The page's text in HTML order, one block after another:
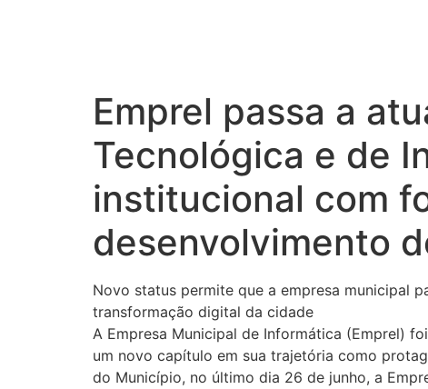
Emprel passa a
Tecnológica e de
institucional com
desenvolvimento
Novo status permite que a empresa municipal
transformação digital da cidade
A Empresa Municipal de Informática (Emprel)
um novo capítulo em sua trajetória como
do Município, no último dia 26 de junho, a